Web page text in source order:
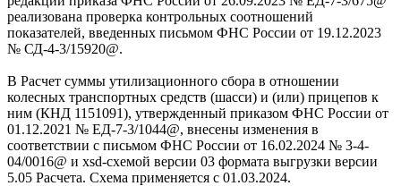
реализована проверка контрольных соотношений
показателей, введенных письмом ФНС России от 19.12.2023
№ СД-4-3/15920@.
В Расчет суммы утилизационного сбора в отношении
колесных транспортных средств (шасси) и (или) прицепов к
ним (КНД 1151091), утвержденный приказом ФНС России от
01.12.2021 № ЕД-7-3/1044@, внесены изменения в
соответствии с письмом ФНС России от 16.02.2024 № 3-4-
04/0016@ и xsd-схемой версии 03 формата выгрузки версии
5.05 Расчета. Схема применяется с 01.03.2024.